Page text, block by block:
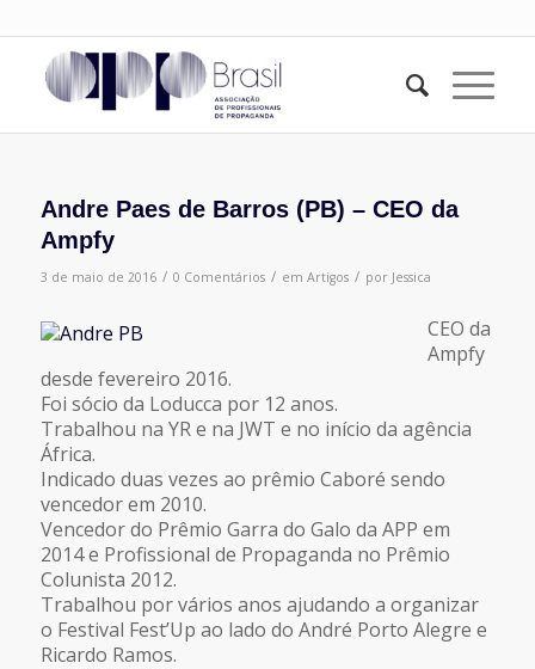
Andre Paes de Barros (PB) – CEO da
Ampfy
3 de maio de 2016 / 0 Comentários / em Artigos / por Jessica
CEO da
Ampfy
desde fevereiro 2016.
Foi sócio da Loducca por 12 anos.
Trabalhou na YR e na JWT e no início da agência
África.
Indicado duas vezes ao prêmio Caboré sendo
vencedor em 2010.
Vencedor do Prêmio Garra do Galo da APP em
2014 e Profissional de Propaganda no Prêmio
Colunista 2012.
Trabalhou por vários anos ajudando a organizar
o Festival Fest’Up ao lado do André Porto Alegre e
Ricardo Ramos.